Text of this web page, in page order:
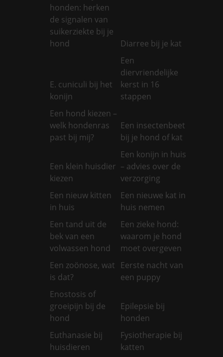
honden: herken
de signalen van
suikerziekte bij je
hond
Diarree bij je kat
E. cuniculi bij het
konijn
Een
diervriendelijke
kerst in 16
stappen
Een hond kiezen –
welk hondenras
past bij mij?
Een insectenbeet
bij je hond of kat
Een klein huisdier
kiezen
Een konijn in huis
– advies over de
verzorging
Een nieuw kitten
in huis
Een nieuwe kat in
huis nemen
Een tand uit de
bek van een
volwassen hond
Een zieke hond:
waarom je hond
moet overgeven
Een zoönose, wat
is dat?
Eerste nacht van
een puppy
Enostosis of
groeipijn bij de
hond
Epilepsie bij
honden
Euthanasie bij
huisdieren
Fysiotherapie bij
katten